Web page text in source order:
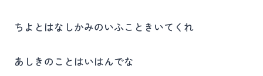
ちよとはなしかみのいふこときいてくれ
あしきのことはいはんでな